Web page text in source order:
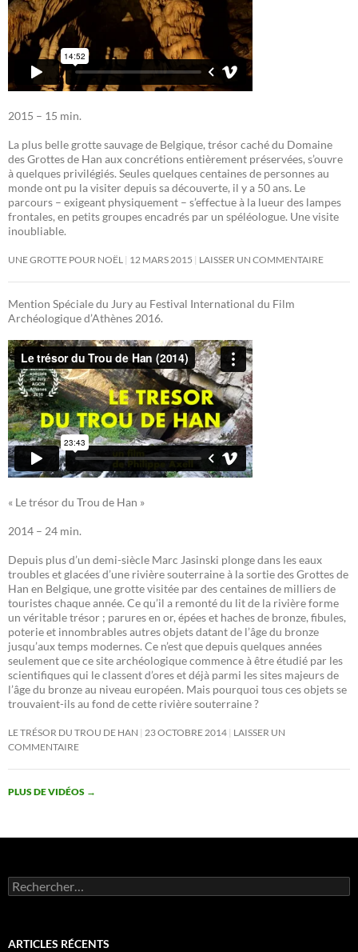
2015 – 15 min.
La plus belle grotte sauvage de Belgique, trésor caché du Domaine
des Grottes de Han aux concrétions entièrement préservées, s’ouvre
à quelques privilégiés. Seules quelques centaines de personnes au
monde ont pu la visiter depuis sa découverte, il y a 50 ans. Le
parcours – exigeant physiquement – s’effectue à la lueur des lampes
frontales, en petits groupes encadrés par un spéléologue. Une visite
inoubliable.
UNE GROTTE POUR NOËL 12 MARS 2015 LAISSER UN COMMENTAIRE
Mention Spéciale du Jury au Festival International du Film
Archéologique d’Athènes 2016.
« Le trésor du Trou de Han »
2014 – 24 min.
Depuis plus d’un demi-siècle Marc Jasinski plonge dans les eaux
troubles et glacées d’une rivière souterraine à la sortie des Grottes de
Han en Belgique, une grotte visitée par des centaines de milliers de
touristes chaque année. Ce qu’il a remonté du lit de la rivière forme
un véritable trésor ; parures en or, épées et haches de bronze, fibules,
poterie et innombrables autres objets datant de l’âge du bronze
jusqu’aux temps modernes. Ce n’est que depuis quelques années
seulement que ce site archéologique commence à être étudié par les
scientifiques qui le classent d’ores et déjà parmi les sites majeurs de
l’âge du bronze au niveau européen. Mais pourquoi tous ces objets se
trouvaient-ils au fond de cette rivière souterraine ?
LE TRÉSOR DU TROU DE HAN 23 OCTOBRE 2014 LAISSER UN
COMMENTAIRE
PLUS DE VIDÉOS →
Rechercher :
ARTICLES RÉCENTS